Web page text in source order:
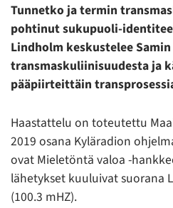
Tunnetko ja termin
pohtinut sukupuoli-
Lindholm keskustelee
transmaskuliinisuudesta ja
pääpiirteittäin
Haastattelu on toteutettu
2019 osana Kyläradion
ovat Mieletöntä valoa -
lähetykset kuuluivat suorana
(100.3 mHZ).